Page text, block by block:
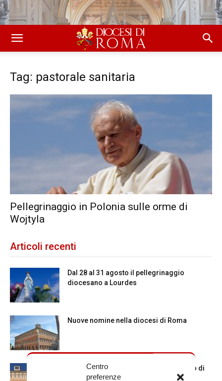
Centro
preferenze
Tag: pastorale sanitaria
Pellegrinaggio in Polonia sulle orme di
Wojtyla
Articoli recenti
Dal 28 al 31 agosto il pellegrinaggio
diocesano a Lourdes
Nuove nomine nella diocesi di Roma
Chiusura estiva degli Uffici del Vicariato di